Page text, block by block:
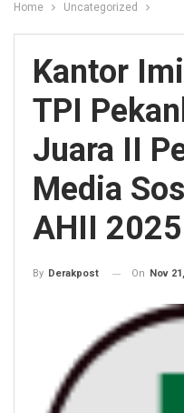
Home Uncategorized
Kantor
TPI
Juara II
Media
AHII 2025
By Derakpost On Nov